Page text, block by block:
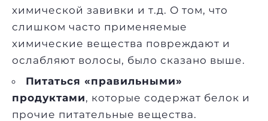
химической завивки и т.д. О том, что
слишком часто применяемые
химические вещества повреждают и
ослабляют волосы, было сказано выше.
Питаться «правильными»
продуктами, которые содержат белок и
прочие питательные вещества.